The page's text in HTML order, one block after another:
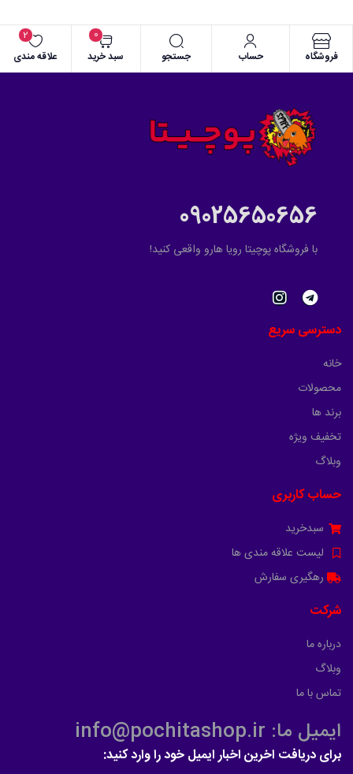
فروشگاه حساب جستجو سبد خرید
0
علاقه مندی
2
09025650656
با فروشگاه پوچیتا رویا هارو واقعی کنید!
دسترسی سریع
خانه
محصولات
برند ها
تخفیف ویژه
وبلاگ
حساب کاربری
سبدخرید
لیست علاقه مندی ها
رهگیری سفارش
شرکت
درباره ما
وبلاگ
تماس با ما
ایمیل ما: info@pochitashop.ir
برای دریافت اخرین اخبار ایمیل خود را وارد کنید: